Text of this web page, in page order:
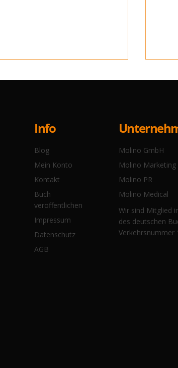
Christian Simon liest aus
„Begegnungen“
Wir sind Mitglied
des deutschen
Verkehrsnummer
Info
Blog
Mein Konto
Kontakt
Buch
veröffentlichen
Impressum
Datenschutz
AGB
Molino GmbH
Molino Marketing
Molino PR
Molino Medical